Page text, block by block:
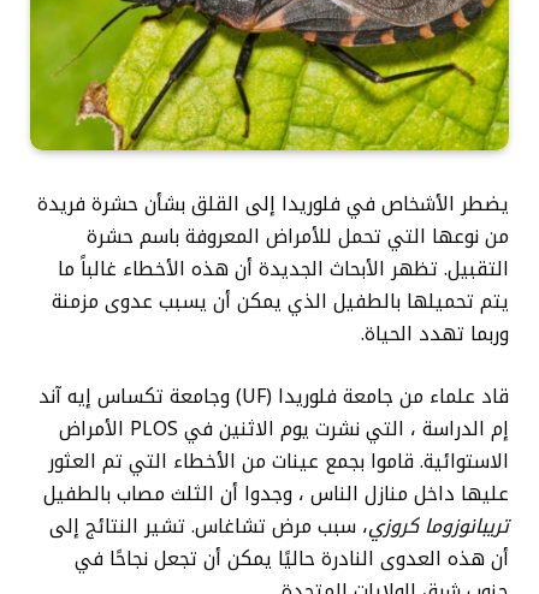
يضطر الأشخاص في فلوريدا إلى القلق بشأن حشرة فريدة
من نوعها التي تحمل للأمراض المعروفة باسم حشرة
التقبيل. تظهر الأبحاث الجديدة أن هذه الأخطاء غالباً ما
يتم تحميلها بالطفيل الذي يمكن أن يسبب عدوى مزمنة
وربما تهدد الحياة.
قاد علماء من جامعة فلوريدا (UF) وجامعة تكساس إيه آند
إم الدراسة ، التي نشرت يوم الاثنين في PLOS الأمراض
الاستوائية. قاموا بجمع عينات من الأخطاء التي تم العثور
عليها داخل منازل الناس ، وجدوا أن الثلث مصاب بالطفيل
تريبانوزوما كروزي، سبب مرض تشاغاس. تشير النتائج إلى
أن هذه العدوى النادرة حاليًا يمكن أن تجعل نجاحًا في